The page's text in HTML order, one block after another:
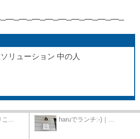
リューション 中の人
... haruでランチ:-)｜...